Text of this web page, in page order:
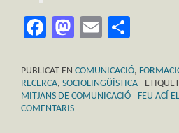
Facebook
Mastodon
Email
PUBLICAT EN COMUNICACIÓ,
RECERCA, SOCIOLINGÜÍSTICA
MITJANS DE COMUNICACIÓ
FEU ACÍ
COMENTARIS